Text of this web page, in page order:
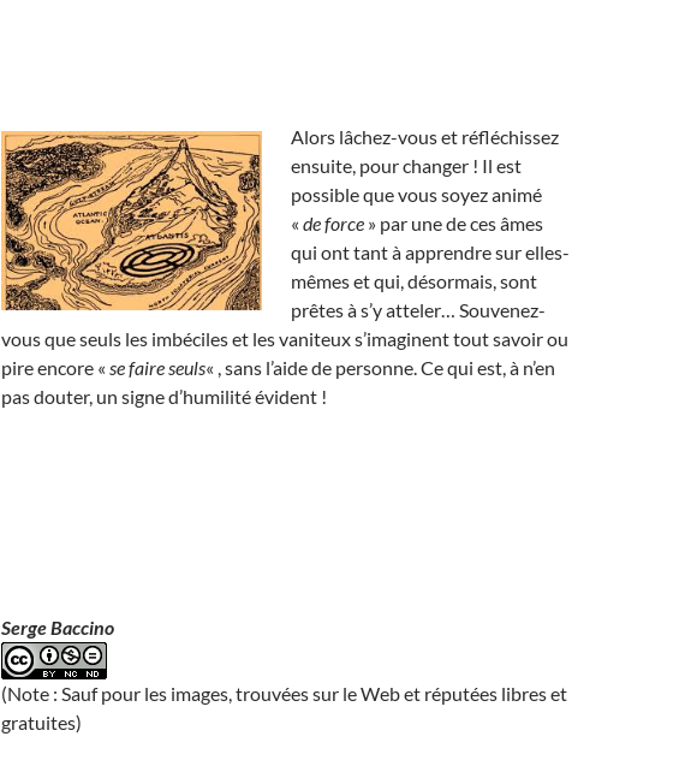
Alors lâchez-vous et réfléchissez
ensuite, pour changer ! Il est
possible que vous soyez animé
« de force » par une de ces âmes
qui ont tant à apprendre sur elles-
mêmes et qui, désormais, sont
prêtes à s’y atteler… Souvenez-
vous que seuls les imbéciles et les vaniteux s’imaginent tout savoir ou
pire encore « se faire seuls« , sans l’aide de personne. Ce qui est, à n’en
pas douter, un signe d’humilité évident !
Serge Baccino
(Note : Sauf pour les images, trouvées sur le Web et réputées libres et
gratuites)